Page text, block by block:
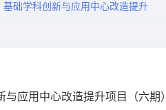
基础学科创新与应用中心改造提升
与应用中心改造提升项目（六期